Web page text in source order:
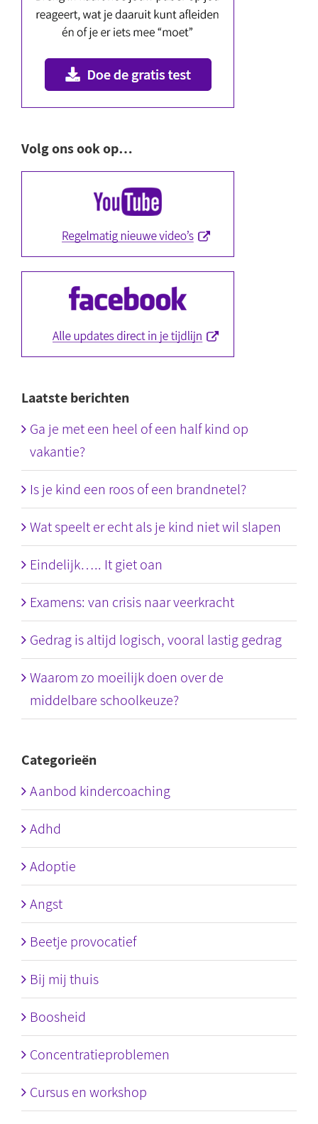
Volg ons ook op…
Laatste berichten
Ga je met een heel of een half kind op
vakantie?
Is je kind een roos of een brandnetel?
Wat speelt er echt als je kind niet wil slapen
Eindelijk….. It giet oan
Examens: van crisis naar veerkracht
Gedrag is altijd logisch, vooral lastig gedrag
Waarom zo moeilijk doen over de
middelbare schoolkeuze?
Categorieën
Aanbod kindercoaching
Adhd
Adoptie
Angst
Beetje provocatief
Bij mij thuis
Boosheid
Concentratieproblemen
Cursus en workshop